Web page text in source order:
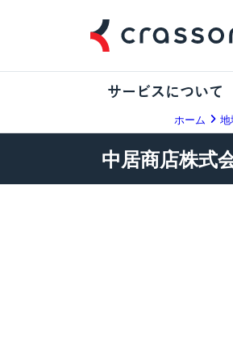
サービスについて
ホーム
中居商店株式